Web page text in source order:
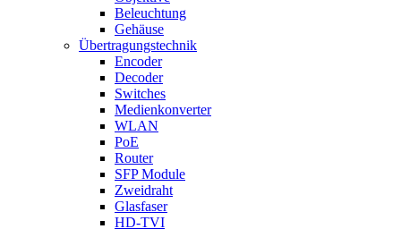
Beleuchtung
Gehäuse
Übertragungstechnik
Encoder
Decoder
Switches
Medienkonverter
WLAN
PoE
Router
SFP Module
Zweidraht
Glasfaser
HD-TVI